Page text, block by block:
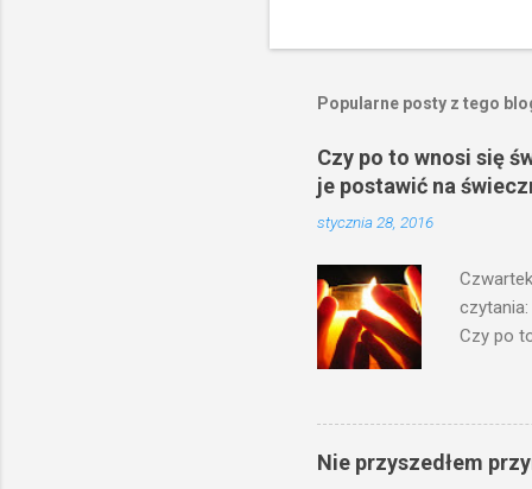
Popularne posty z tego
Czy po to wnosi się
je postawić na
stycznia 28, 2016
czytania:
Czy po
niechaj
ma. W
by je
Nie przyszedłem